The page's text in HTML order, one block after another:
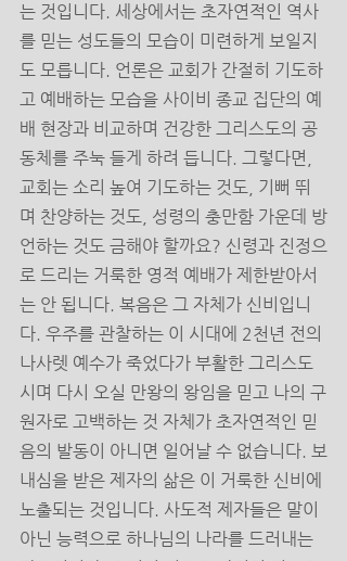
는 것입니다. 세상에서는 초자연적인 역사
를 믿는 성도들의 모습이 미련하게 보일지
도 모릅니다. 언론은 교회가 간절히 기도하
고 예배하는 모습을 사이비 종교 집단의 예
배 현장과 비교하며 건강한 그리스도의 공
동체를 주눅 들게 하려 듭니다. 그렇다면,
교회는 소리 높여 기도하는 것도, 기뻐 뛰
며 찬양하는 것도, 성령의 충만함 가운데 방
언하는 것도 금해야 할까요? 신령과 진정으
로 드리는 거룩한 영적 예배가 제한받아서
는 안 됩니다. 복음은 그 자체가 신비입니
다. 우주를 관찰하는 이 시대에 2천년 전의
나사렛 예수가 죽었다가 부활한 그리스도
시며 다시 오실 만왕의 왕임을 믿고 나의 구
원자로 고백하는 것 자체가 초자연적인 믿
음의 발동이 아니면 일어날 수 없습니다. 보
내심을 받은 제자의 삶은 이 거룩한 신비에
노출되는 것입니다. 사도적 제자들은 말이
아닌 능력으로 하나님의 나라를 드러내는